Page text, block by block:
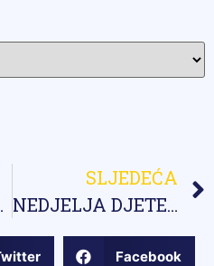
a
SLJEDEĆA
NEDJELJA DJETETA
Facebook